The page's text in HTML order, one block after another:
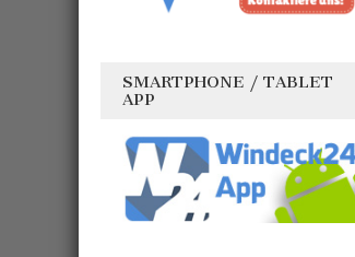
SMARTPHONE / TABLET
APP